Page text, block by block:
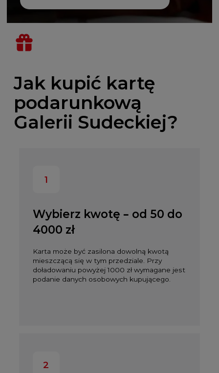
Jak kupić kartę
podarunkową
Galerii Sudeckiej?
1
Wybierz kwotę – od 50 do
4000 zł
Karta może być zasilona dowolną kwotą
mieszczącą się w tym przedziale. Przy
doładowaniu powyżej 1000 zł wymagane jest
podanie danych osobowych kupującego.
2